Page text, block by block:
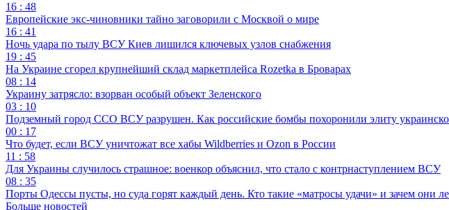
16 : 48
Европейские экс-чиновники тайно заговорили с Москвой о мире
16 : 41
Ночь удара по тылу ВСУ Киев лишился ключевых узлов снабжения
19 : 45
На Украине сгорел крупнейший склад маркетплейса Rozetka в Броварах
08 : 14
Украину затрясло: взорван особый объект Зеленского
03 : 10
Подземный город ССО ВСУ разрушен. Как российские бомбы похоронили элиту
00 : 17
Что будет, если ВСУ уничтожат все хабы Wildberries и Ozon в России
11 : 58
Для Украины случилось страшное: военкор объяснил, что стало с контрнаступлением ВСУ
08 : 35
Порты Одессы пусты, но суда горят каждый день. Кто такие «матросы удачи» и зачем они
Больше новостей